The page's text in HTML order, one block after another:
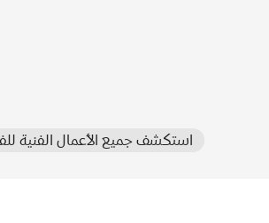
● استكشف جميع الأعمال الفنية